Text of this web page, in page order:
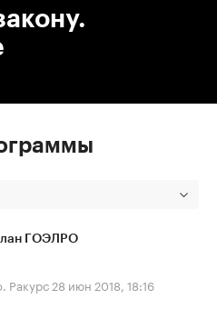
ГОЭЛРО
Ракурс 28 июн 2018, 18:16